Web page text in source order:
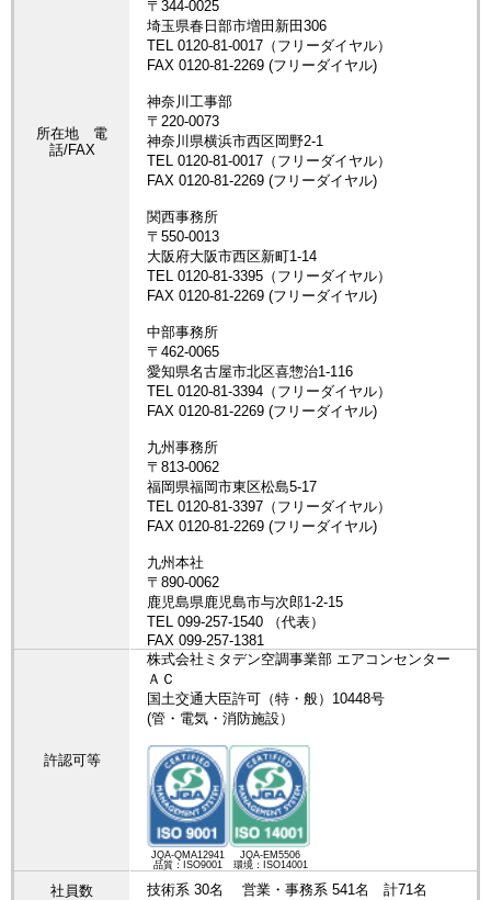
所在地 電
話/FAX
許認可等
株式会社ミタデン空調事業部 エアコンセンター
ＡＣ
国土交通大臣許可（特・般）10448号
(管・電気・消防施設）
JQA-QMA12941
品質：ISO9001
JQA-EM5506
環境：ISO14001
社員数 技術系 30名 営業・事務系 541名 計71名